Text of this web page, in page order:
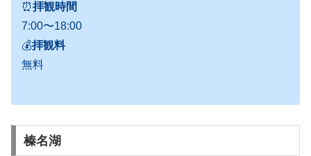
⏰拝観時間
7:00〜18:00
💰拝観料
無料
榛名湖